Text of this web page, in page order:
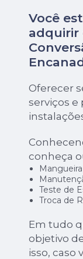
Você
adquirir
Oferecer
serviços
conheça
Teste de
Troca de
Em tudo
objetivo
isso, caso